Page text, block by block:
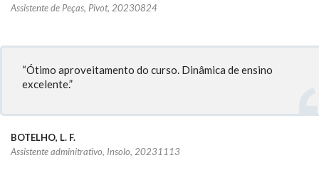
Assistente de Peças, Pivot, 20230824
“Ótimo aproveitamento do curso. Dinâmica de ensino
excelente.”
BOTELHO, L. F.
Assistente adminitrativo, Insolo, 20231113